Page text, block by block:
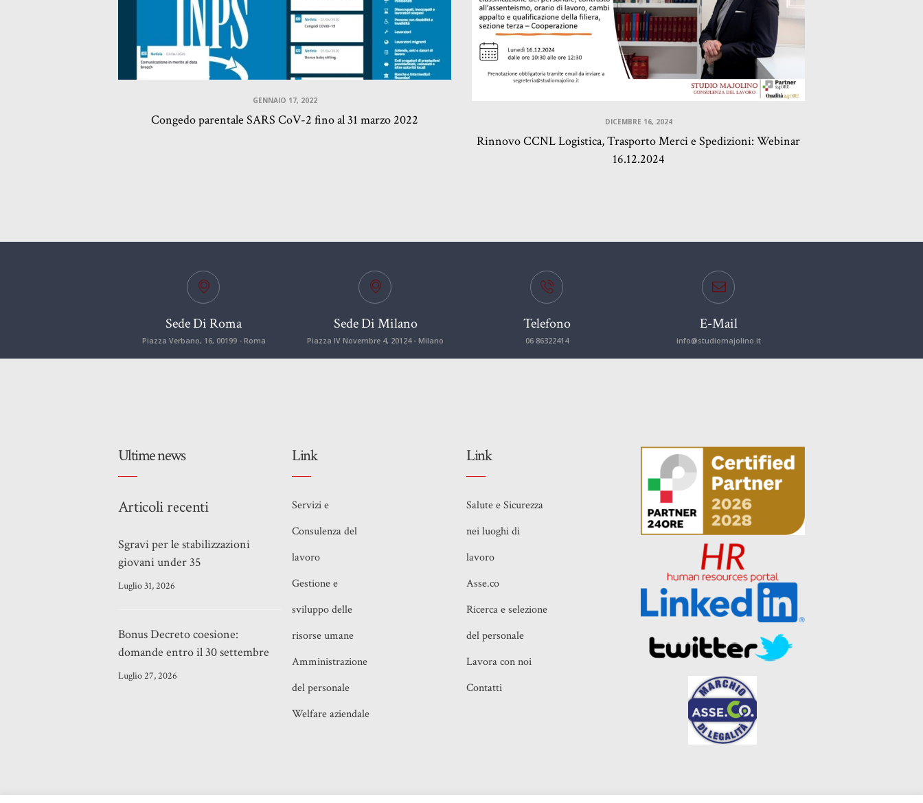
GENNAIO 17, 2022
Congedo parentale SARS CoV-2 fino al 31 marzo 2022 DICEMBRE 16, 2024
Rinnovo CCNL Logistica, Trasporto Merci e Spedizioni: Webinar
16.12.2024
Sede Di Roma
Piazza Verbano, 16, 00199 - Roma
Sede Di Milano
Piazza IV Novembre 4, 20124 - Milano
Telefono
06 86322414
E-Mail
info@studiomajolino.it
Ultime news
Articoli recenti
Sgravi per le stabilizzazioni
giovani under 35
Luglio 31, 2026
Bonus Decreto coesione:
domande entro il 30 settembre
Luglio 27, 2026
Link
Servizi e
Consulenza del
lavoro
Gestione e
sviluppo delle
risorse umane
Amministrazione
del personale
Welfare aziendale
Link
Salute e Sicurezza
nei luoghi di
lavoro
Asse.co
Ricerca e selezione
del personale
Lavora con noi
Contatti